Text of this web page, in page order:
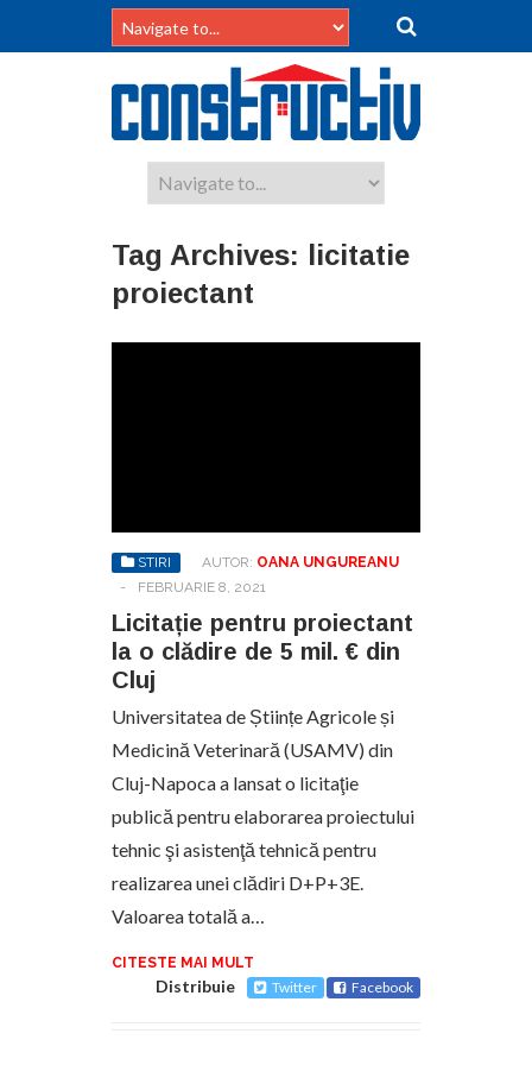
Tag Archives: licitatie
proiectant
STIRI AUTOR: OANA UNGUREANU
-
FEBRUARIE 8, 2021
Licitație pentru proiectant
la o clădire de 5 mil. € din
Cluj
Universitatea de Științe Agricole și
Medicină Veterinară (USAMV) din
Cluj-Napoca a lansat o licitaţie
publică pentru elaborarea proiectului
tehnic şi asistenţă tehnică pentru
realizarea unei clădiri D+P+3E.
Valoarea totală a…
CITESTE MAI MULT
Distribuie Twitter Facebook